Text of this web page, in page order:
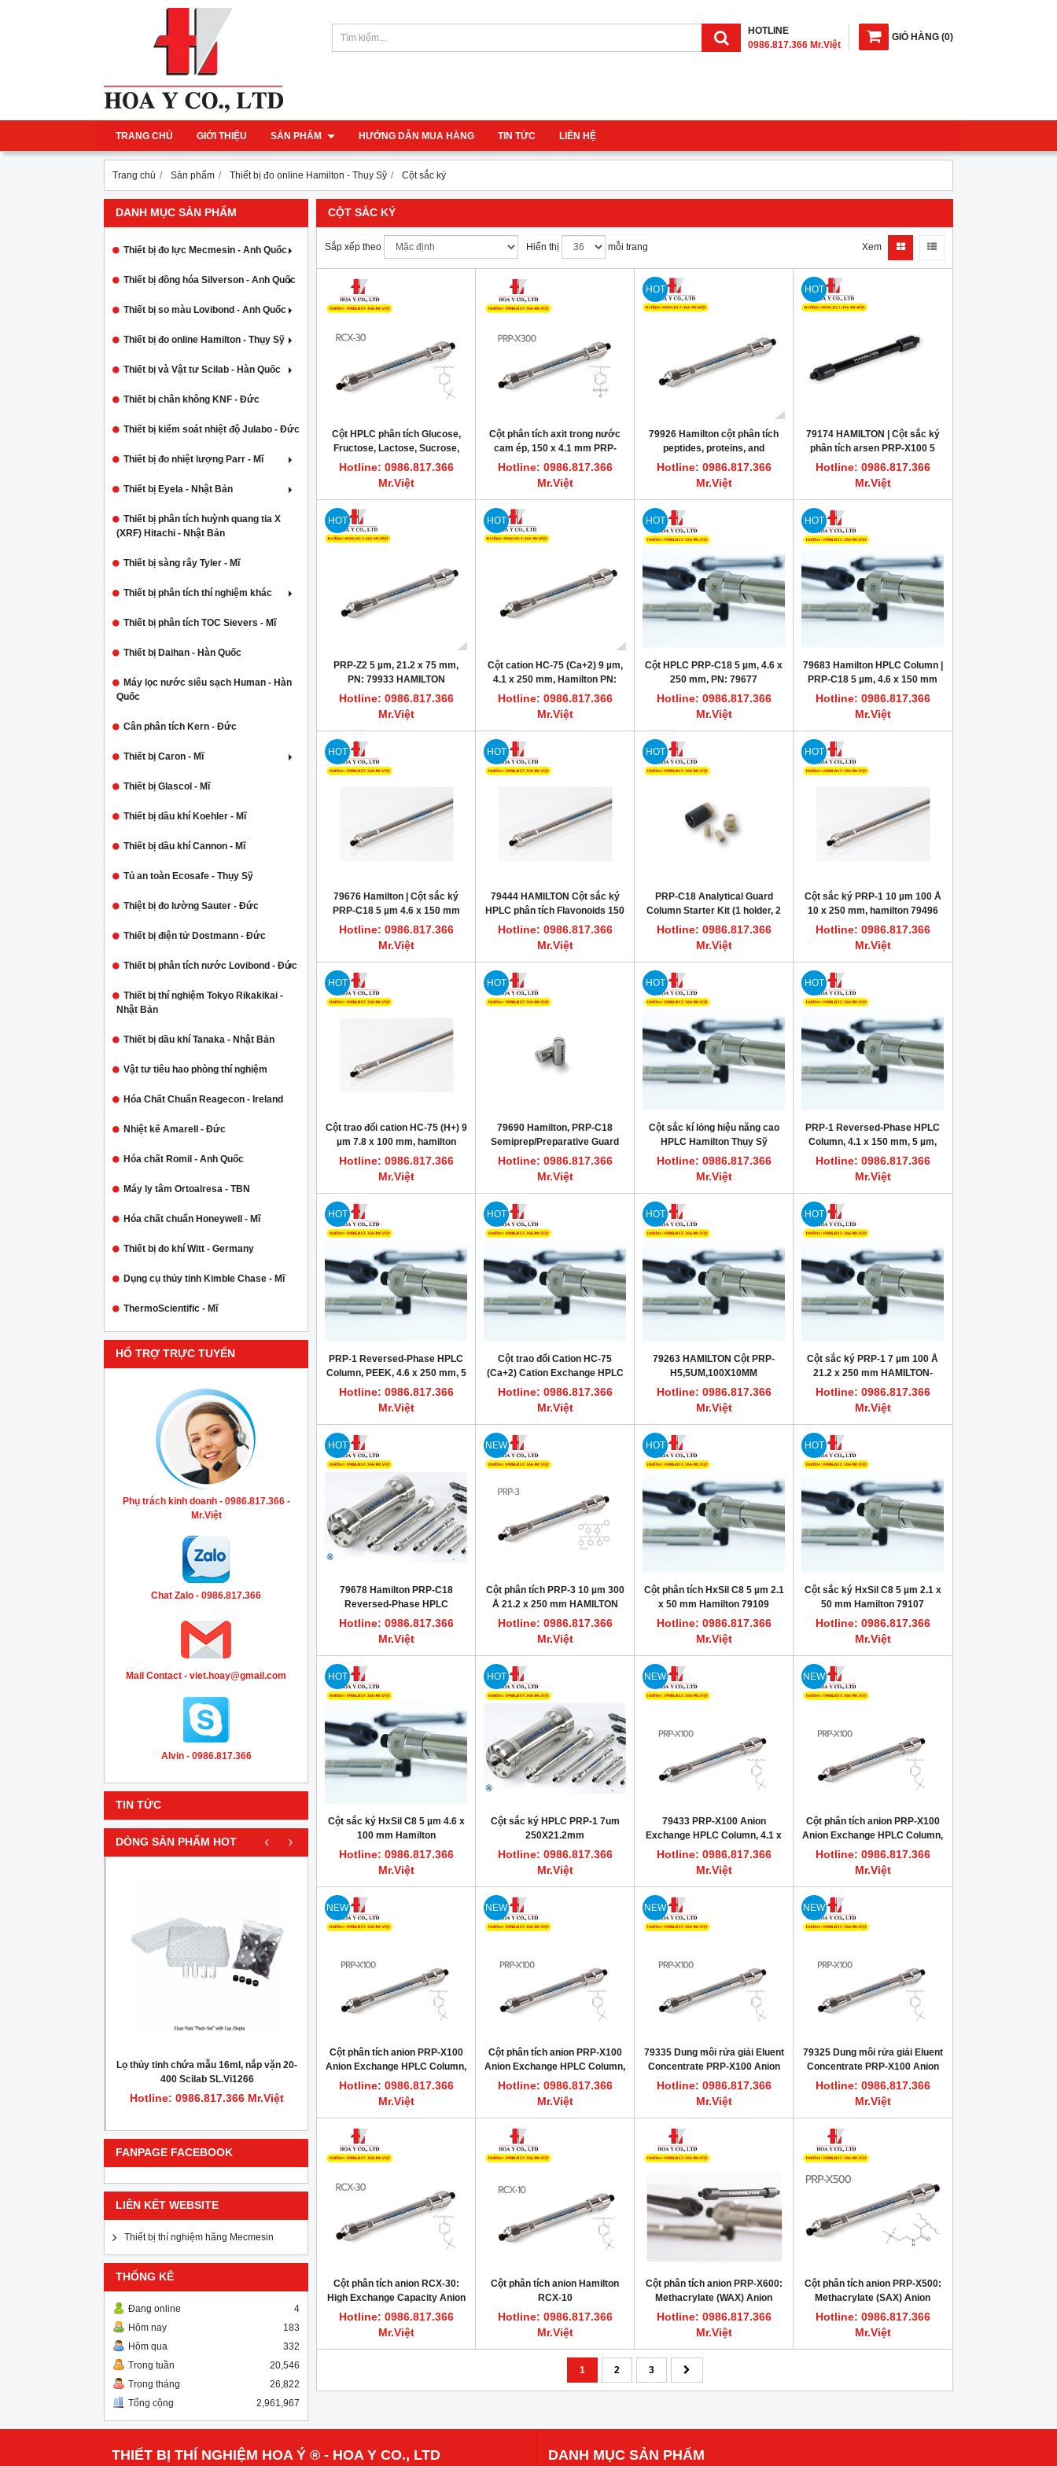
GIỎ HÀNG (0)
HOTLINE
0986.817.366 Mr.Việt
TRANG CHỦ GIỚI THIỆU SẢN PHẨM HƯỚNG DẪN MUA HÀNG TIN TỨC LIÊN HỆ
Trang chủ Sản phẩm Thiết bị đo online Hamilton - Thụy Sỹ Cột sắc ký
DANH MỤC SẢN PHẨM
Thiết bị đo lực Mecmesin - Anh Quốc
Thiết bị đồng hóa Silverson - Anh Quốc
Thiết bị so màu Lovibond - Anh Quốc
Thiết bị đo online Hamilton - Thụy Sỹ
Thiết bị và Vật tư Scilab - Hàn Quốc
Thiết bị chân không KNF - Đức
Thiết bị kiểm soát nhiệt độ Julabo - Đức
Thiết bị đo nhiệt lượng Parr - Mĩ
Thiết bị Eyela - Nhật Bản
Thiết bị phân tích huỳnh quang tia X
(XRF) Hitachi - Nhật Bản
Thiết bị sàng rây Tyler - Mĩ
Thiết bị phân tích thí nghiệm khác
Thiết bị phân tích TOC Sievers - Mĩ
Thiết bị Daihan - Hàn Quốc
Máy lọc nước siêu sạch Human - Hàn
Quốc
Cân phân tích Kern - Đức
Thiết bị Caron - Mĩ
Thiết bị Glascol - Mĩ
Thiết bị dầu khí Koehler - Mĩ
Thiết bị dầu khí Cannon - Mĩ
Tủ an toàn Ecosafe - Thụy Sỹ
Thiệt bị đo lường Sauter - Đức
Thiết bị điện tử Dostmann - Đức
Thiết bị phân tích nước Lovibond - Đức
Thiết bị thí nghiệm Tokyo Rikakikai -
Nhật Bản
Thiết bị dầu khí Tanaka - Nhật Bản
Vật tư tiêu hao phòng thí nghiệm
Hóa Chất Chuẩn Reagecon - Ireland
Nhiệt kế Amarell - Đức
Hóa chất Romil - Anh Quốc
Máy ly tâm Ortoalresa - TBN
Hóa chất chuẩn Honeywell - Mĩ
Thiết bị đo khí Witt - Germany
Dụng cụ thủy tinh Kimble Chase - Mĩ
ThermoScientific - Mĩ
HỔ TRỢ TRỰC TUYẾN
Phụ trách kinh doanh - 0986.817.366 -
Mr.Việt
Chat Zalo - 0986.817.366
Mail Contact - viet.hoay@gmail.com
Alvin - 0986.817.366
TIN TỨC
DÒNG SẢN PHẨM HOT
Lọ thủy tinh chứa mẫu 16ml, nắp vặn 20-
400 Scilab SL.Vi1266
Hotline: 0986.817.366 Mr.Việt
Máy cất nước một lần 7.5L/giờ CWS-8
DAIHAN DH.WatS8002
Hotline: 0986.817.366 Mr.Việt
HOT
Máy cất nước một lần 3.5L/giờ CWS-4
DAIHAN DH.WatS8001
Hotline: 0986.817.366 Mr.Việt
HOT
Dung dịch vệ sinh bơm tiêm sắc ký
HPLC, GC HAMILTON
Hotline: 0986.817.366 Mr.Việt
FLASH POINT REFERENCE
‹ ›
FANPAGE FACEBOOK
LIÊN KẾT WEBSITE
Thiết bị thí nghiệm hãng Mecmesin
THỐNG KÊ
Đang online
4
Hôm nay
183
Hôm qua
332
Trong tuần
20,546
Trong tháng
26,822
Tổng cộng
2,961,967
CỘT SẮC KÝ
Sắp xếp theo Hiển thị mỗi trang Xem
Cột HPLC phân tích Glucose,
Fructose, Lactose, Sucrose,
Maltose, Hamilton RCX-30
USPL47
Hotline: 0986.817.366
Mr.Việt
Cột phân tích axit trong nước
cam ép, 150 x 4.1 mm PRP-
X300 Hamilton 79464
Hotline: 0986.817.366
Mr.Việt
HOT
79926 Hamilton cột phân tích
peptides, proteins, and
oligonucleotides PRP-Z2 5 µm,
2.1 x 150 mm
Hotline: 0986.817.366
Mr.Việt
HOT
79174 HAMILTON | Cột sắc ký
phân tích arsen PRP-X100 5
µm, 4.6 x 150 mm
Hotline: 0986.817.366
Mr.Việt
HOT
PRP-Z2 5 µm, 21.2 x 75 mm,
PN: 79933 HAMILTON
Hotline: 0986.817.366
Mr.Việt
HOT
Cột cation HC-75 (Ca+2) 9 µm,
4.1 x 250 mm, Hamilton PN:
79431
Hotline: 0986.817.366
Mr.Việt
HOT
Cột HPLC PRP-C18 5 µm, 4.6 x
250 mm, PN: 79677
Hotline: 0986.817.366
Mr.Việt
HOT
79683 Hamilton HPLC Column |
PRP-C18 5 µm, 4.6 x 150 mm
Hotline: 0986.817.366
Mr.Việt
HOT
79676 Hamilton | Cột sắc ký
PRP-C18 5 µm 4.6 x 150 mm
Hotline: 0986.817.366
Mr.Việt
HOT
79444 HAMILTON Cột sắc ký
HPLC phân tích Flavonoids 150
x 4.1 mm PRP-1, 5 µm
Hotline: 0986.817.366
Mr.Việt
HOT
PRP-C18 Analytical Guard
Column Starter Kit (1 holder, 2
cartridges), PEEK, hamilton
79687
Hotline: 0986.817.366
Mr.Việt
HOT
Cột sắc ký PRP-1 10 µm 100 Å
10 x 250 mm, hamilton 79496
Hotline: 0986.817.366
Mr.Việt
HOT
Cột trao đổi cation HC-75 (H+) 9
µm 7.8 x 100 mm, hamilton
79547
Hotline: 0986.817.366
Mr.Việt
HOT
79690 Hamilton, PRP-C18
Semiprep/Preparative Guard
Column Replacement
Cartridges (2/pk), Stainless
Steel
Hotline: 0986.817.366
Mr.Việt
HOT
Cột sắc kí lỏng hiệu năng cao
HPLC Hamilton Thụy Sỹ
Hotline: 0986.817.366
Mr.Việt
HOT
PRP-1 Reversed-Phase HPLC
Column, 4.1 x 150 mm, 5 µm,
Hamilton 79444
Hotline: 0986.817.366
Mr.Việt
HOT
PRP-1 Reversed-Phase HPLC
Column, PEEK, 4.6 x 250 mm, 5
µm, hamilton 79571
Hotline: 0986.817.366
Mr.Việt
HOT
Cột trao đổi Cation HC-75
(Ca+2) Cation Exchange HPLC
Column, 7.8 x 300 mm, 9 µm
Hotline: 0986.817.366
Mr.Việt
HOT
79263 HAMILTON Cột PRP-
H5,5UM,100X10MM
Hotline: 0986.817.366
Mr.Việt
HOT
Cột sắc ký PRP-1 7 µm 100 Å
21.2 x 250 mm HAMILTON-
79352
Hotline: 0986.817.366
Mr.Việt
HOT
79678 Hamilton PRP-C18
Reversed-Phase HPLC
Column, 21.2 x 250 mm, 12-20
µm
Hotline: 0986.817.366
Mr.Việt
NEW
Cột phân tích PRP-3 10 µm 300
Å 21.2 x 250 mm HAMILTON
79147
Hotline: 0986.817.366
Mr.Việt
HOT
Cột phân tích HxSil C8 5 µm 2.1
x 50 mm Hamilton 79109
Hotline: 0986.817.366
Mr.Việt
HOT
Cột sắc ký HxSil C8 5 µm 2.1 x
50 mm Hamilton 79107
Hotline: 0986.817.366
Mr.Việt
HOT
Cột sắc ký HxSil C8 5 µm 4.6 x
100 mm Hamilton
Hotline: 0986.817.366
Mr.Việt
HOT
Cột sắc ký HPLC PRP-1 7um
250X21.2mm
Hotline: 0986.817.366
Mr.Việt
NEW
79433 PRP-X100 Anion
Exchange HPLC Column, 4.1 x
250 mm, 10 µm
Hotline: 0986.817.366
Mr.Việt
NEW
Cột phân tích anion PRP-X100
Anion Exchange HPLC Column,
2.1 x 150 mm, 10 µm
HAMILTON 79421
Hotline: 0986.817.366
Mr.Việt
NEW
Cột phân tích anion PRP-X100
Anion Exchange HPLC Column,
2.1 x 250 mm, 10 µm
HAMILTON 79346
Hotline: 0986.817.366
Mr.Việt
NEW
Cột phân tích anion PRP-X100
Anion Exchange HPLC Column,
2.1 x 250 mm, 5 µm HAMILTON
79190
Hotline: 0986.817.366
Mr.Việt
NEW
79335 Dung môi rửa giải Eluent
Concentrate PRP-X100 Anion
Exchange
Hotline: 0986.817.366
Mr.Việt
NEW
79325 Dung môi rửa giải Eluent
Concentrate PRP-X100 Anion
Exchange
Hotline: 0986.817.366
Mr.Việt
Cột phân tích anion RCX-30:
High Exchange Capacity Anion
Exchange HPLC Columns
Hotline: 0986.817.366
Mr.Việt
Cột phân tích anion Hamilton
RCX-10
Hotline: 0986.817.366
Mr.Việt
Cột phân tích anion PRP-X600:
Methacrylate (WAX) Anion
Exchange HPLC Column
Hotline: 0986.817.366
Mr.Việt
Cột phân tích anion PRP-X500:
Methacrylate (SAX) Anion
Exchange HPLC Column
Hotline: 0986.817.366
Mr.Việt
1 2 3
THIẾT BỊ THÍ NGHIỆM HOA Ý ® - HOA Y CO., LTD DANH MỤC SẢN PHẨM